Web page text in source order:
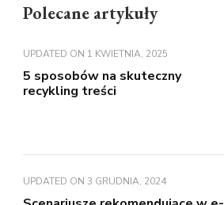
Polecane artykuły
UPDATED ON 1 KWIETNIA, 2025
5 sposobów na skuteczny
recykling treści
UPDATED ON 3 GRUDNIA, 2024